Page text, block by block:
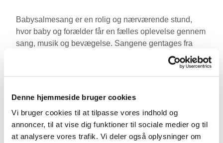
Denne hjemmeside bruger cookies
Vi bruger cookies til at tilpasse vores indhold og
annoncer, til at vise dig funktioner til sociale medier og til
at analysere vores trafik. Vi deler også oplysninger om
Babysalmesang er en rolig og nærværende stund,
hvor baby og forælder får en fælles oplevelse gennem
sang, musik og bevægelse. Sangene gentages fra
gang til gang for at skabe genkendelighed og tryghed
det lille barns udvikling – allerede fra det er i mors
mave. Musik stimulerer sanserne og understøtter
barnets sproglige, følelsesmæssige og motoriske
udvikling.